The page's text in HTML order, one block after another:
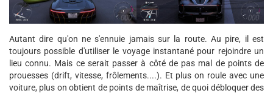
Autant dire qu'on ne s'ennuie jamais sur la route. Au pire, il est
toujours possible d'utiliser le voyage instantané pour rejoindre un
lieu connu. Mais ce serait passer à côté de pas mal de points de
prouesses (drift, vitesse, frôlements....). Et plus on roule avec une
voiture, plus on obtient de points de maîtrise, de quoi débloquer des